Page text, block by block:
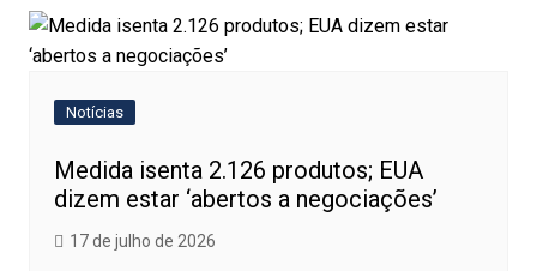
Notícias
Medida isenta 2.126 produtos; EUA
dizem estar ‘abertos a negociações’
17 de julho de 2026